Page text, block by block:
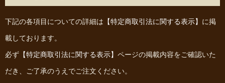
下記の各項目についての詳細は 【特定商取引法に関する表示】 に掲
載しております。
必ず 【特定商取引法に関する表示】 ページの掲載内容をご確認いた
だき、ご了承のうえでご注文ください。